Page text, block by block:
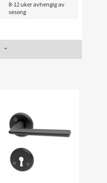
8-12 uker avhengig av
sesong